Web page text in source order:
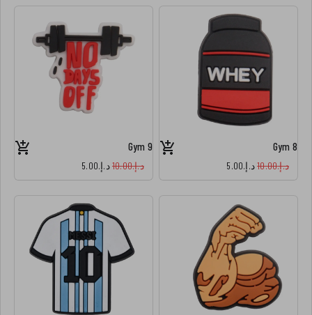
Gym 8
د.إ.‏10.00 د.إ.‏5.00
Gym 9
د.إ.‏10.00 د.إ.‏5.00